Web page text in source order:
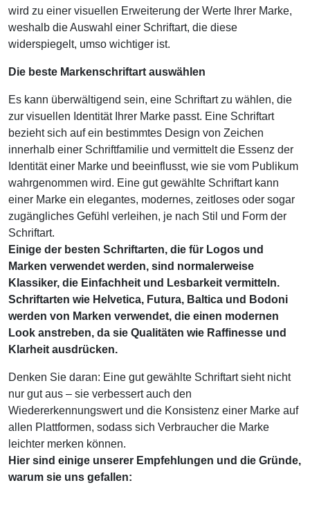
wird zu einer visuellen Erweiterung der Werte Ihrer Marke,
weshalb die Auswahl einer Schriftart, die diese
widerspiegelt, umso wichtiger ist.
Die beste Markenschriftart auswählen
Es kann überwältigend sein, eine Schriftart zu wählen, die
zur visuellen Identität Ihrer Marke passt. Eine Schriftart
bezieht sich auf ein bestimmtes Design von Zeichen
innerhalb einer Schriftfamilie und vermittelt die Essenz der
Identität einer Marke und beeinflusst, wie sie vom Publikum
wahrgenommen wird. Eine gut gewählte Schriftart kann
einer Marke ein elegantes, modernes, zeitloses oder sogar
zugängliches Gefühl verleihen, je nach Stil und Form der
Schriftart.
Einige der besten Schriftarten, die für Logos und
Marken verwendet werden, sind normalerweise
Klassiker, die Einfachheit und Lesbarkeit vermitteln.
Schriftarten wie Helvetica, Futura, Baltica und Bodoni
werden von Marken verwendet, die einen modernen
Look anstreben, da sie Qualitäten wie Raffinesse und
Klarheit ausdrücken.
Denken Sie daran: Eine gut gewählte Schriftart sieht nicht
nur gut aus – sie verbessert auch den
Wiedererkennungswert und die Konsistenz einer Marke auf
allen Plattformen, sodass sich Verbraucher die Marke
leichter merken können.
Hier sind einige unserer Empfehlungen und die Gründe,
warum sie uns gefallen: